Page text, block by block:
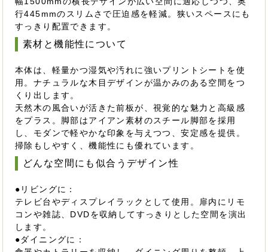
行445mmのスリムさで圧迫感を軽減。狭いスペースにも
すっきり配置できます。
素材と機能性について
本体は、軽量かつ湿気や汚れに強いプリントシートを使
用。ナチュラルな木目デザインが温かみのある空間をつ
くり出します。
天然木の風合いが活きた前板が、視覚的な魅力と高級感
をプラス。脚部はアイアン素材のスチール脚部を採用
し、モダンで軽やかな印象を与えつつ、安定感を提供。
掃除もしやすく、機能性にも優れています。
どんな空間にも似合うデザイン性
●リビングに：
テレビ台やディスプレイラックとして使用。扉内にリモ
コンや雑誌、DVDを収納してすっきりとした空間を演出
します。
●ダイニングに：